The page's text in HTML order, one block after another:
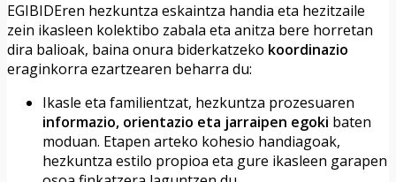
EGIBIDEren hezkuntza eskaintza handia eta hezitzaile
zein ikasleen kolektibo zabala eta anitza bere horretan
dira balioak, baina onura biderkatzeko koordinazio
eraginkorra ezartzearen beharra du:
Ikasle eta familientzat, hezkuntza prozesuaren
informazio, orientazio eta jarraipen egoki baten
moduan. Etapen arteko kohesio handiagoak,
hezkuntza estilo propioa eta gure ikasleen garapen